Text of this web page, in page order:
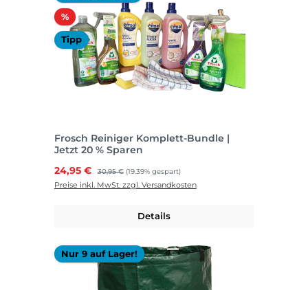
%Rabatt
Tipp
Frosch Reiniger Komplett-Bundle |
Jetzt 20 % Sparen
Verkaufspreis:
24,95 € Regulärer Preis:
30,95 € (19.39% gespart)
Preise inkl. MwSt. zzgl. Versandkosten
Details
Nur 9 auf Lager!